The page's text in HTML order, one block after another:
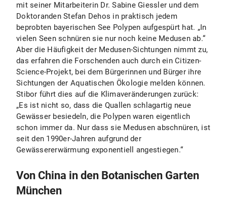
mit seiner Mitarbeiterin Dr. Sabine Giessler und dem
Doktoranden Stefan Dehos in praktisch jedem
beprobten bayerischen See Polypen aufgespürt hat. „In
vielen Seen schnüren sie nur noch keine Medusen ab.“
Aber die Häufigkeit der Medusen-Sichtungen nimmt zu,
das erfahren die Forschenden auch durch ein Citizen-
Science-Projekt, bei dem Bürgerinnen und Bürger ihre
Sichtungen der Aquatischen Ökologie melden können.
Stibor führt dies auf die Klimaveränderungen zurück:
„Es ist nicht so, dass die Quallen schlagartig neue
Gewässer besiedeln, die Polypen waren eigentlich
schon immer da. Nur dass sie Medusen abschnüren, ist
seit den 1990er-Jahren aufgrund der
Gewässererwärmung exponentiell angestiegen.“
Von China in den Botanischen Garten
München